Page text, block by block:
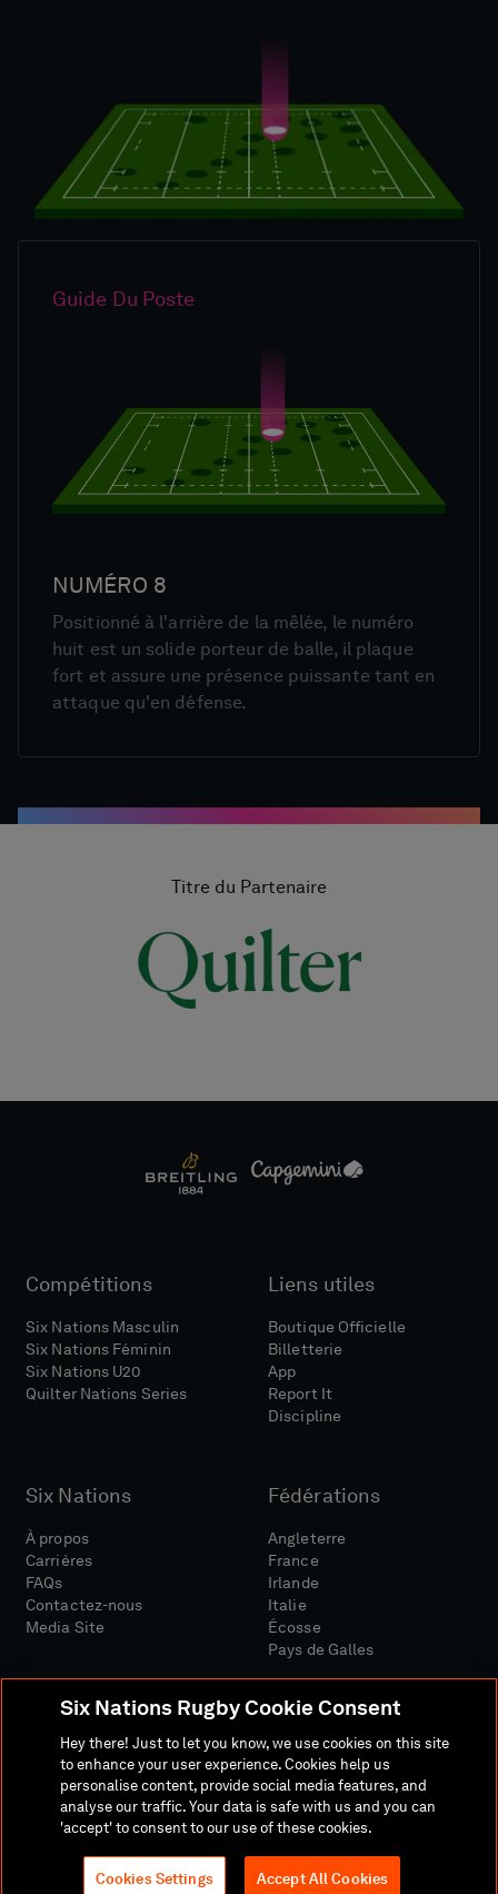
Guide Du Poste
NUMÉRO 8
Positionné à l'arrière de la mêlée, le numéro
huit est un solide porteur de balle, il plaque
fort et assure une présence puissante tant en
attaque qu'en défense.
Titre du Partenaire
Compétitions
Six Nations Masculin
Six Nations Féminin
Six Nations U20
Quilter Nations Series
Liens utiles
Boutique Officielle
Billetterie
App
Report It
Discipline
Six Nations
À propos
Carrières
FAQs
Contactez-nous
Media Site
Fédérations
Angleterre
France
Irlande
Italie
Écosse
Pays de Galles
Site MédiaConditions Générales
Politique De ConfidentialitéPolitique De Cookies
Politique Sociale Et Numérique
Six Nations Rugby Cookie Consent
Hey there! Just to let you know, we use cookies on this site
to enhance your user experience. Cookies help us
personalise content, provide social media features, and
analyse our traffic. Your data is safe with us and you can
'accept' to consent to our use of these cookies.
Cookies Settings Accept All Cookies